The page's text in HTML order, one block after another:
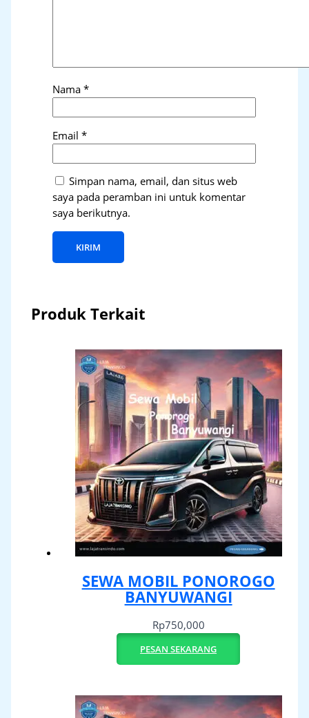
Nama*
Email*
Simpan nama, email, dan situs web
saya pada peramban ini untuk komentar
saya berikutnya.
Produk Terkait
SEWA MOBIL PONOROGO
BANYUWANGI
Rp750,000
PESAN SEKARANG